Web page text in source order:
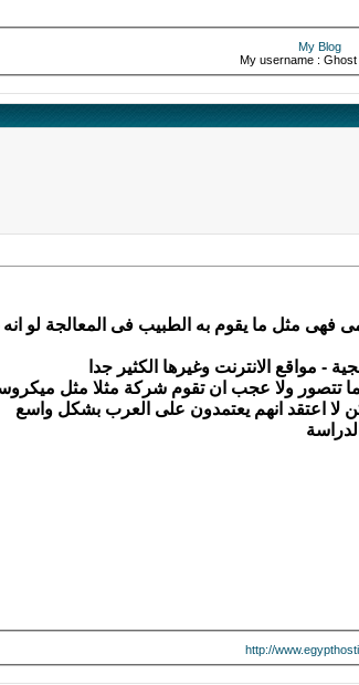
My Blog
My username :
فهى مثل ما يقوم به الطبيب فى المعالجة لو
مواقع الانترنت وغيرها الكثير جدا
تتصور ولا عجب ان تقوم شركة مثلا مثل
http://